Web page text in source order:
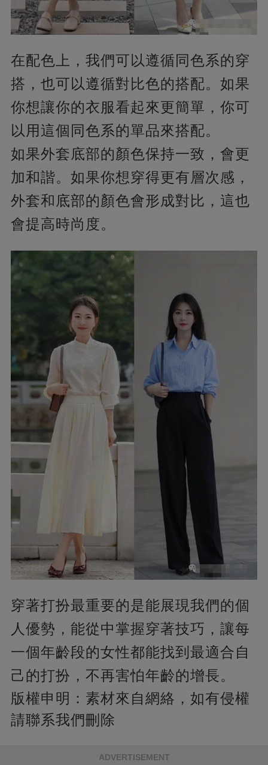
在配色上，我們可以遵循同色系的穿
搭，也可以遵循對比色的搭配。如果
你想讓你的衣服看起來更簡單，你可
以用這個同色系的單品來搭配。
如果外套底部的顏色保持一致，會更
加和諧。如果你想穿得更有層次感，
外套和底部的顏色會形成對比，這也
會提高時尚度。
穿著打扮最重要的是能展現我們的個
人優勢，能從中掌握穿著技巧，讓每
一個年齡段的女性都能找到最適合自
己的打扮，不再害怕年齡的增長。
版權申明： 素材來自網絡，如有侵權
請聯系我們刪除
ADVERTISEMENT